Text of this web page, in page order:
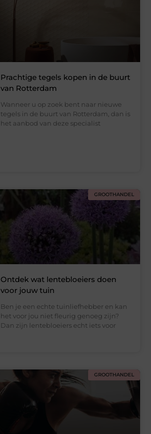
Prachtige tegels kopen in de buurt
van Rotterdam
Wanneer u op zoek bent naar nieuwe
tegels in de buurt van Rotterdam, dan is
het aanbod van deze specialist
GROOTHANDEL
Ontdek wat lentebloeiers doen
voor jouw tuin
Ben je een echte tuinliefhebber en kan
het voor jou niet fleurig genoeg zijn?
Dan zijn lentebloeiers echt iets voor
GROOTHANDEL